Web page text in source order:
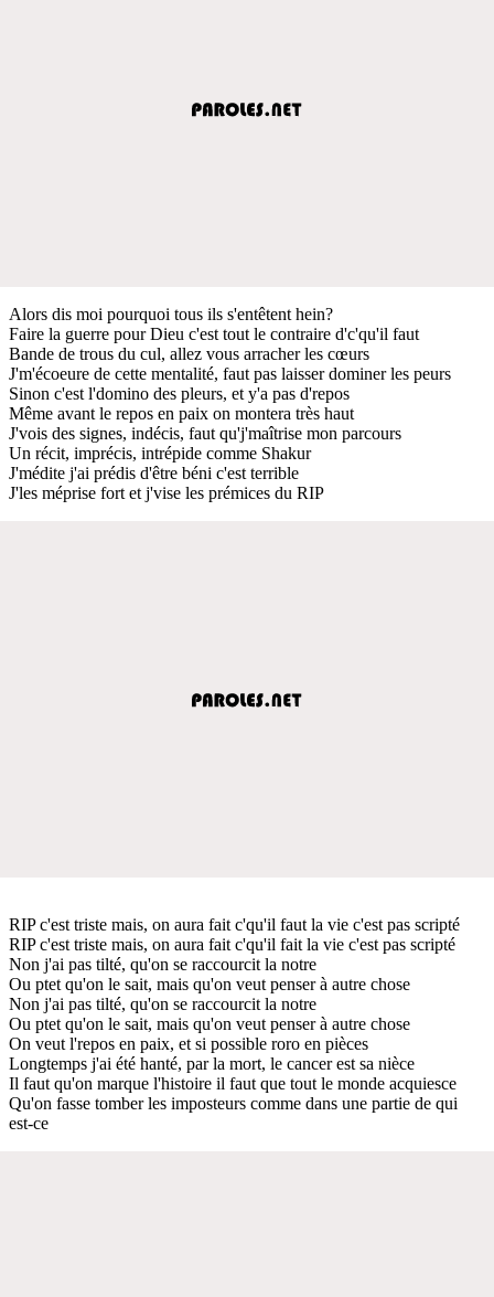
Alors dis moi pourquoi tous ils s'entêtent hein?
Faire la guerre pour Dieu c'est tout le contraire d'c'qu'il faut
Bande de trous du cul, allez vous arracher les cœurs
J'm'écoeure de cette mentalité, faut pas laisser dominer les peurs
Sinon c'est l'domino des pleurs, et y'a pas d'repos
Même avant le repos en paix on montera très haut
J'vois des signes, indécis, faut qu'j'maîtrise mon parcours
Un récit, imprécis, intrépide comme Shakur
J'médite j'ai prédis d'être béni c'est terrible
J'les méprise fort et j'vise les prémices du RIP
RIP c'est triste mais, on aura fait c'qu'il faut la vie c'est pas scripté
RIP c'est triste mais, on aura fait c'qu'il fait la vie c'est pas scripté
Non j'ai pas tilté, qu'on se raccourcit la notre
Ou ptet qu'on le sait, mais qu'on veut penser à autre chose
Non j'ai pas tilté, qu'on se raccourcit la notre
Ou ptet qu'on le sait, mais qu'on veut penser à autre chose
On veut l'repos en paix, et si possible roro en pièces
Longtemps j'ai été hanté, par la mort, le cancer est sa nièce
Il faut qu'on marque l'histoire il faut que tout le monde acquiesce
Qu'on fasse tomber les imposteurs comme dans une partie de qui
est-ce